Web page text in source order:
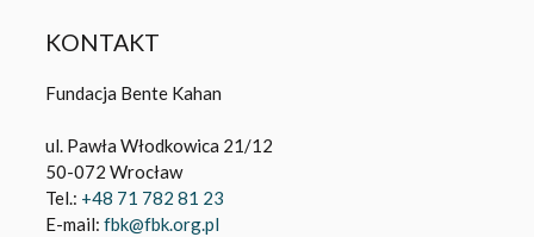
KONTAKT
Fundacja Bente Kahan
ul. Pawła Włodkowica 21/12
50-072 Wrocław
Tel.: +48 71 782 81 23
E-mail: fbk@fbk.org.pl